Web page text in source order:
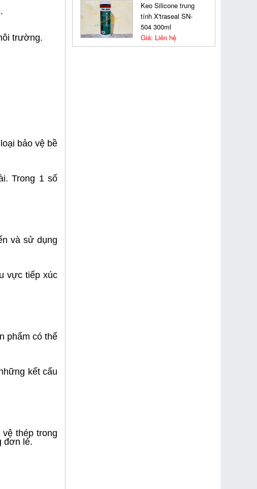
trường.
bảo vệ bề
Trong 1 số
và sử dụng
vực tiếp xúc
phẩm có thể
kết cấu
thép trong
đơn lẻ.
Keo Silicone trung
tính X'traseal SN-
504 300ml
Giá: Liên hệ